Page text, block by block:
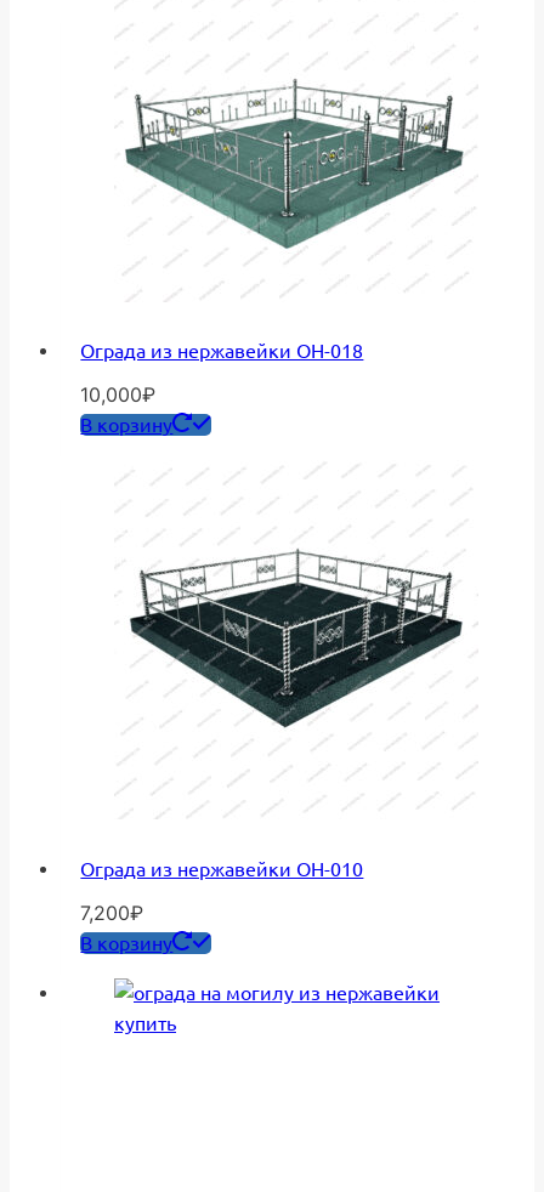
Ограда из нержавейки ОН-018
10,000₽
В корзину
Ограда из нержавейки ОН-010
7,200₽
В корзину